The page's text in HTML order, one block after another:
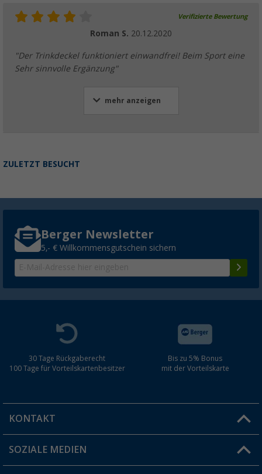
Verifizierte Bewertung
Roman S. 20.12.2020
"Der Trinkdeckel funktioniert einwandfrei! Beim Sport eine
Sehr sinnvolle Ergänzung"
mehr anzeigen
ZULETZT BESUCHT
Berger Newsletter
5,- € Willkommensgutschein sichern
30 Tage Rückgaberecht
100 Tage für Vorteilskartenbesitzer
Bis zu 5% Bonus
mit der Vorteilskarte
KONTAKT
Du hast eine Frage?
SOZIALE MEDIEN